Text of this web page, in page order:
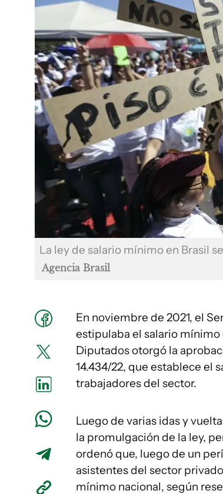
La ley de salario mínimo en Brasil
Agencia Brasil
En noviembre de 2021, el
estipulaba el salario mínimo
Diputados otorgó la
14.434/22, que establece el
trabajadores del sector.
Luego de varias idas y
la promulgación de la ley,
ordenó que, luego de un
asistentes del sector
mínimo nacional, según